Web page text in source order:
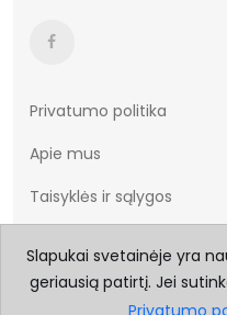
Privatumo politika
Apie mus
Taisyklės ir sąlygos
Prekių grąžinimas
Slapukai svetainėje yra
geriausią patirtį. Jei